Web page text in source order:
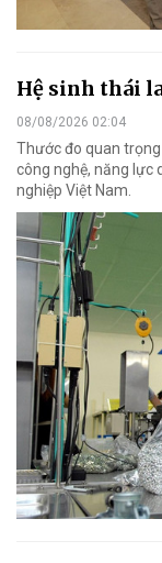
Hệ sinh thái
08/08/2026 02:04
Thước đo quan
công nghệ, năng lực
nghiệp Việt Nam.